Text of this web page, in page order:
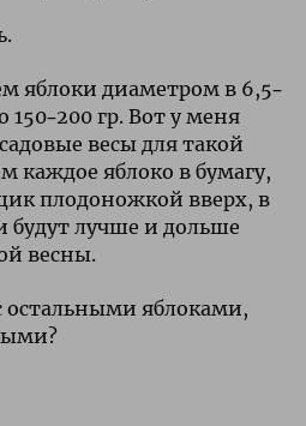
яблоки диаметром в 6,5–
150–200 гр. Вот у меня
весы для такой
каждое яблоко в бумагу,
плодоножкой вверх, в
будут лучше и дольше
весны.
остальными яблоками,